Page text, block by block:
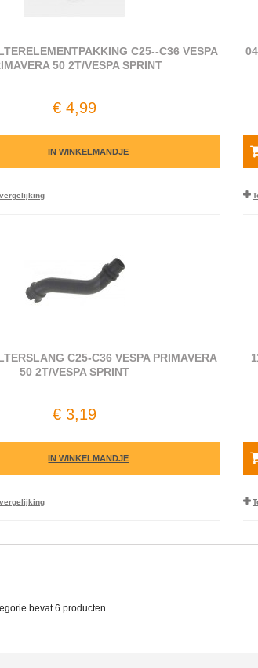
C25--C36 VESPA
50 2T/VESPA SPRINT
€ 4,99
IN WINKELMANDJE
C25-C36 VESPA PRIMAVERA
50 2T/VESPA SPRINT
€ 3,19
IN WINKELMANDJE
bevat6 producten